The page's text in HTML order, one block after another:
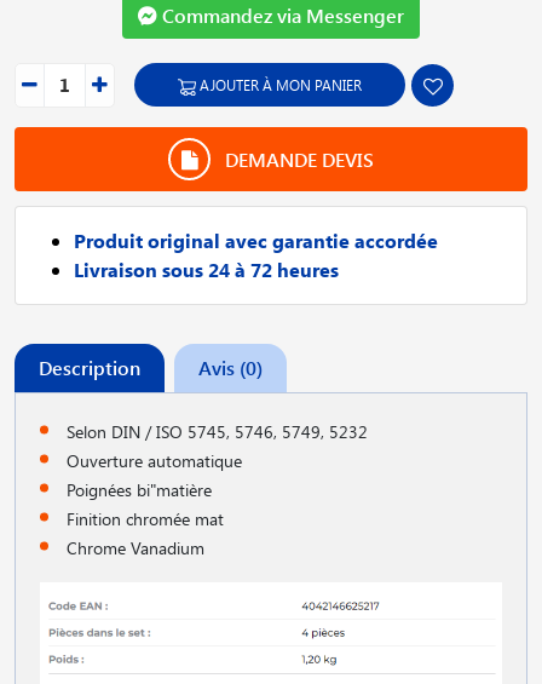
Commandez via Messenger
AJOUTER À MON PANIER
DEMANDE DEVIS
Produit original avec garantie accordée
Livraison sous 24 à 72 heures
Description Avis (0)
Selon DIN / ISO 5745, 5746, 5749, 5232
Ouverture automatique
Poignées bi"matière
Finition chromée mat
Chrome Vanadium